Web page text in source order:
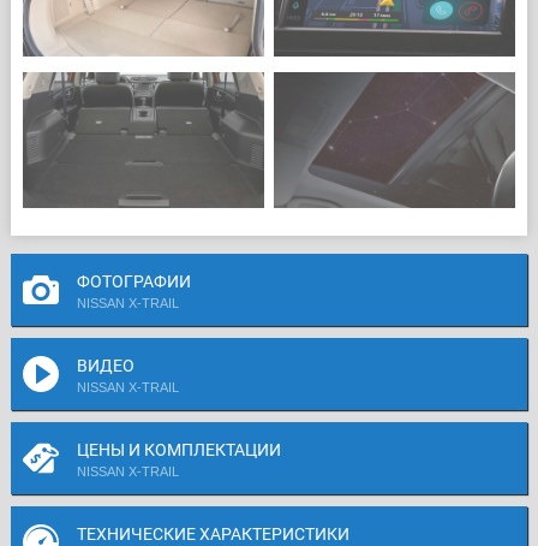
ФОТОГРАФИИ
NISSAN X-TRAIL
ВИДЕО
NISSAN X-TRAIL
ЦЕНЫ И КОМПЛЕКТАЦИИ
NISSAN X-TRAIL
ТЕХНИЧЕСКИЕ ХАРАКТЕРИСТИКИ